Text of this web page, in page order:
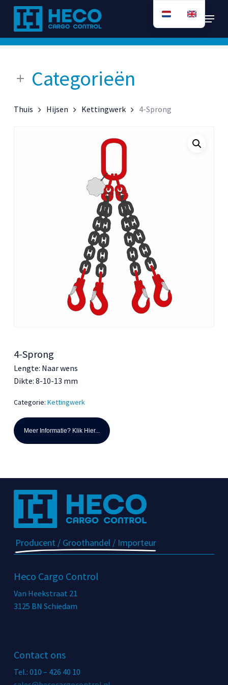
naar
de
Menu
Categorieën
Thuis Hijsen Kettingwerk 4-Sprong
4-Sprong
Lengte: Naar wens
Dikte: 8-10-13 mm
Categorie: Kettingwerk
Meer Informatie? Klik Hier...
Producent / Groothandel / Importeur
Heco Cargo Control
Van Heekstraat 21
3125 BN Schiedam
Contact ons
Tel.: 010 – 426 40 10